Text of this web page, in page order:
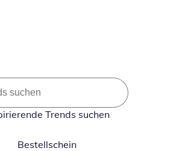
Trends suchen
Bestellschein